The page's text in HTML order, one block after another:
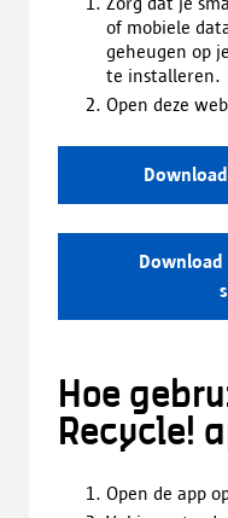
of mobiele
geheugen op
te installeren.
Open deze
Download
Hoe
Recycle!
Open de app